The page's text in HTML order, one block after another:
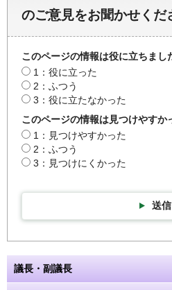
のご意見をお聞かせくだ
このページの情報は役に立ちまし
1：役に立った
2：ふつう
3：役に立たなかった
このページの情報は見つけやすか
1：見つけやすかった
2：ふつう
3：見つけにくかった
送信
議長・副議長